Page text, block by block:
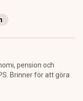
pension och
Brinner för att göra